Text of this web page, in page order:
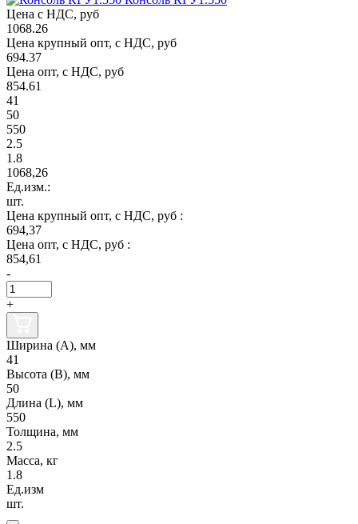
Цена с НДС, руб
1068.26
Цена крупный опт, с НДС, руб
694.37
Цена опт, с НДС, руб
854.61
41
50
550
2.5
1.8
1068,26
Ед.изм.:
шт.
Цена крупный опт, с НДС, руб :
694,37
Цена опт, с НДС, руб :
854,61
-
+
Ширина (А), мм
41
Высота (В), мм
50
Длина (L), мм
550
Толщина, мм
2.5
Масса, кг
1.8
Ед.изм
шт.